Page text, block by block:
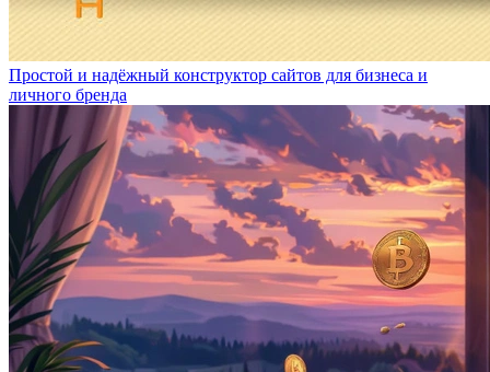
Простой и надёжный конструктор сайтов для бизнеса и
личного бренда